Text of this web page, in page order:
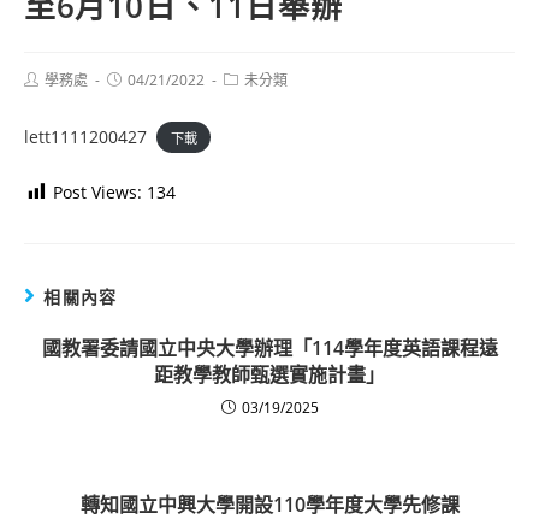
Post學務處
Post04/21/2022
Post未分類
lett1111200427 下載
Post Views: 134
相關內容
國教署委請國立中央大學辦理「114學年度英語課程遠
距教學教師甄選實施計畫」
03/19/2025
轉知國立中興大學開設110學年度大學先修課